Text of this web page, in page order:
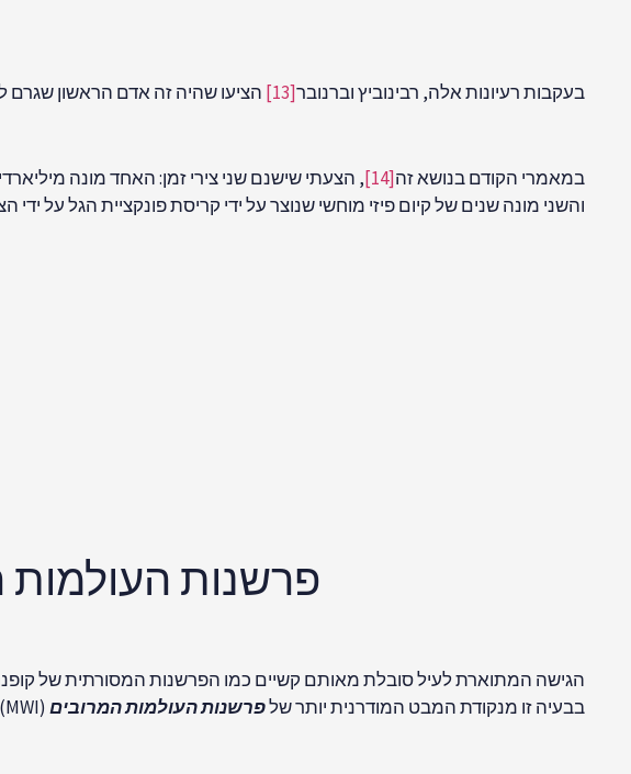
פרשנות העולמות
הגישה המתוארת לעיל סובלת מאותם קשיים כמו הפרשנות המסורתית של
בבעיה זו מנקודת המבט המודרנית יותר שלפרשנות העולמות המרובים(MWI) של מכניקת הקוונטים.
חושינו מציעים את ההפך – אנו רואים את השמש זורחת בבוקר ושוקעת בערב.
גרסה עדכנית יותר של רעיון זה היא פרשנות ה יקום המקביל. היא שונה
קוונטיים. כך שההיסטוריה של העולם נראית כמו עץ ענק, עם הגזע בעבר ומספר